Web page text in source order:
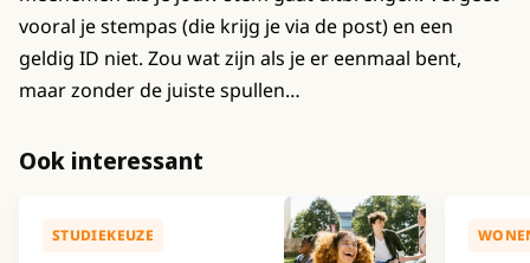
vooral je stempas (die krijg je via de post) en een
geldig ID niet. Zou wat zijn als je er eenmaal bent,
maar zonder de juiste spullen…
Ook interessant
STUDIEKEUZE